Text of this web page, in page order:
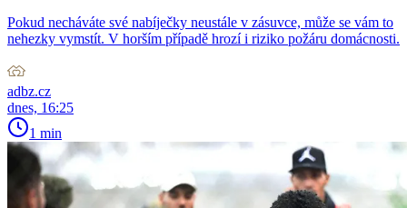
Pokud necháváte své nabíječky neustále v zásuvce, může se vám to
nehezky vymstít. V horším případě hrozí i riziko požáru domácnosti.
adbz.cz
dnes, 16:25
1 min